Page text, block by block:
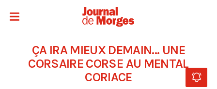
ÇA IRA MIEUX DEMAIN… UNE
CORSAIRE CORSE AU MENTAL
CORIACE